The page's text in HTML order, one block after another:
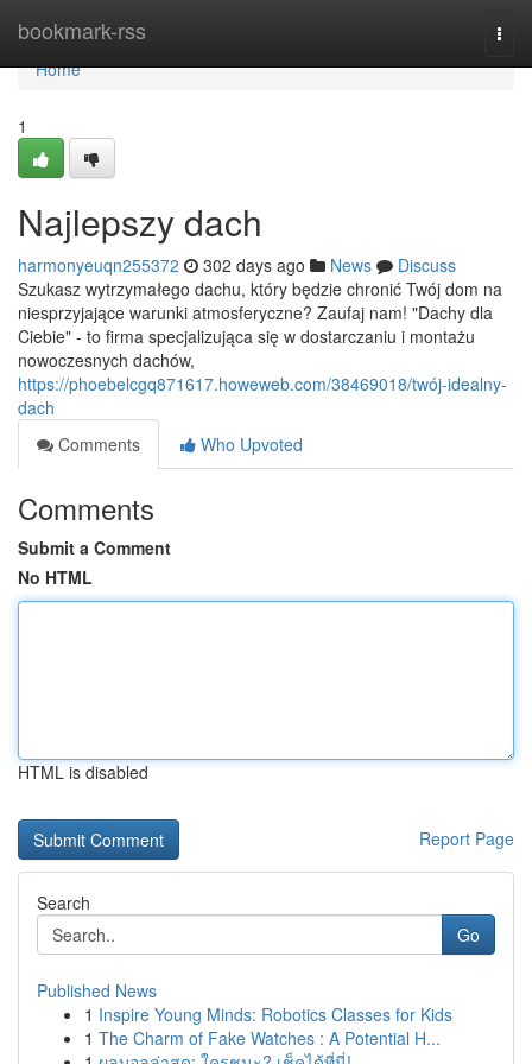
bookmark-rss
Home
Home
1
Najlepszy dach
harmonyeuqn255372 302 days ago News
Discuss
Szukasz wytrzymałego dachu, który będzie chronić Twój dom na
niesprzyjające warunki atmosferyczne? Zaufaj nam! "Dachy dla
Ciebie" - to firma specjalizująca się w dostarczaniu i montażu
nowoczesnych dachów,
https://phoebelcgq871617.howeweb.com/38469018/twój-idealny-
dach
Comments
Who Upvoted
Comments
Submit a Comment
No HTML
HTML is disabled
Report Page
Search
Go
Published News
1 Inspire Young Minds: Robotics Classes for Kids
1 The Charm of Fake Watches : A Potential H...